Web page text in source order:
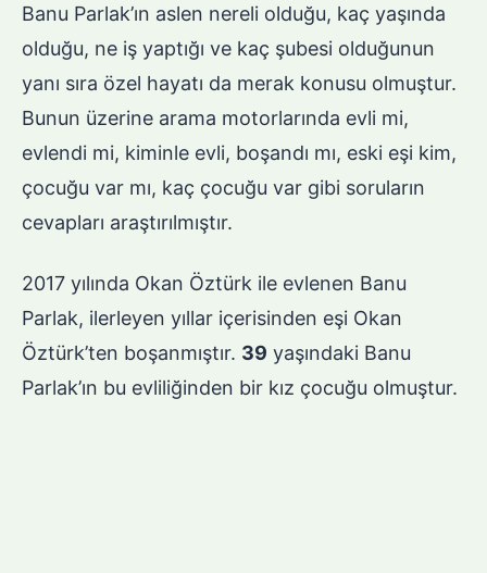
Banu Parlak’ın aslen nereli olduğu, kaç yaşında
olduğu, ne iş yaptığı ve kaç şubesi olduğunun
yanı sıra özel hayatı da merak konusu olmuştur.
Bunun üzerine arama motorlarında evli mi,
evlendi mi, kiminle evli, boşandı mı, eski eşi kim,
çocuğu var mı, kaç çocuğu var gibi soruların
cevapları araştırılmıştır.
2017 yılında Okan Öztürk ile evlenen Banu
Parlak, ilerleyen yıllar içerisinden eşi Okan
Öztürk’ten boşanmıştır. 39 yaşındaki Banu
Parlak’ın bu evliliğinden bir kız çocuğu olmuştur.